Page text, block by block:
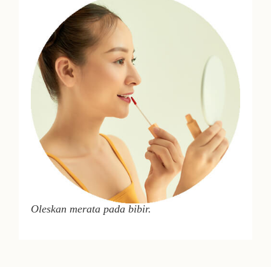
Oleskan merata pada bibir.